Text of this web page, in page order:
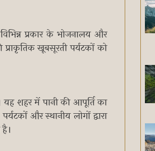
प्रकार के भोजनालय और
खूबसूरती पर्यटकों को
शहर में पानी की आपूर्ति का
और स्थानीय लोगों द्वारा